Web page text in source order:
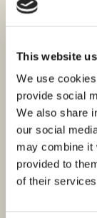
This website
We use
provide social
We also share
our social
may combine it
provided to
of their